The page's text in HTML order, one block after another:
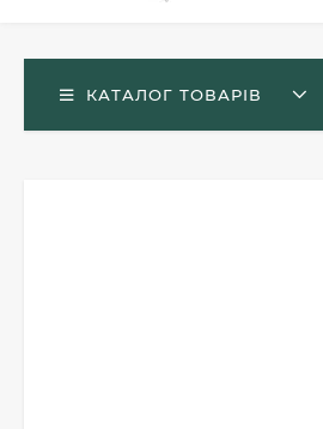
КАТАЛОГ ТОВАРІВ